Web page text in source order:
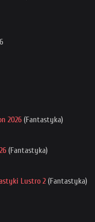
2026 (Fantastyka)
(Fantastyka)
Lustro 2 (Fantastyka)